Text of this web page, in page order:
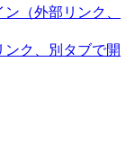
ン （外部リンク、
ンク、別タブで開